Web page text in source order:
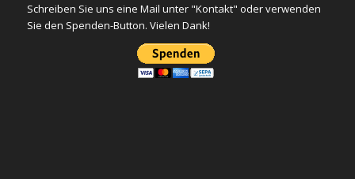
Schreiben Sie uns eine Mail unter "Kontakt" oder verwenden
Sie den Spenden-Button. Vielen Dank!